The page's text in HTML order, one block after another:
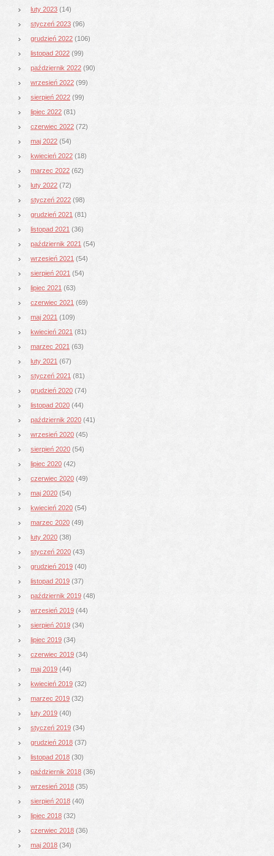
luty 2023 (14)
styczeń 2023 (96)
grudzień 2022 (106)
listopad 2022 (99)
październik 2022 (90)
wrzesień 2022 (99)
sierpień 2022 (99)
lipiec 2022 (81)
czerwiec 2022 (72)
maj 2022 (54)
kwiecień 2022 (18)
marzec 2022 (62)
luty 2022 (72)
styczeń 2022 (98)
grudzień 2021 (81)
listopad 2021 (36)
październik 2021 (54)
wrzesień 2021 (54)
sierpień 2021 (54)
lipiec 2021 (63)
czerwiec 2021 (69)
maj 2021 (109)
kwiecień 2021 (81)
marzec 2021 (63)
luty 2021 (67)
styczeń 2021 (81)
grudzień 2020 (74)
listopad 2020 (44)
październik 2020 (41)
wrzesień 2020 (45)
sierpień 2020 (54)
lipiec 2020 (42)
czerwiec 2020 (49)
maj 2020 (54)
kwiecień 2020 (54)
marzec 2020 (49)
luty 2020 (38)
styczeń 2020 (43)
grudzień 2019 (40)
listopad 2019 (37)
październik 2019 (48)
wrzesień 2019 (44)
sierpień 2019 (34)
lipiec 2019 (34)
czerwiec 2019 (34)
maj 2019 (44)
kwiecień 2019 (32)
marzec 2019 (32)
luty 2019 (40)
styczeń 2019 (34)
grudzień 2018 (37)
listopad 2018 (30)
październik 2018 (36)
wrzesień 2018 (35)
sierpień 2018 (40)
lipiec 2018 (32)
czerwiec 2018 (36)
maj 2018 (34)